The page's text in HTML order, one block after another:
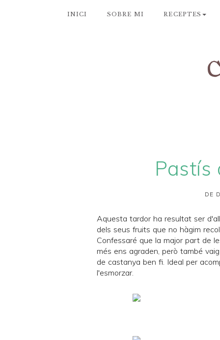
INICI SOBRE MI RECEPTES
Pastís
DE
Aquesta tardor ha resultat ser
dels seus fruits que no hàgim
Confessaré que la major part de
més ens agraden, però també
de castanya ben fi. Ideal per
l'esmorzar.